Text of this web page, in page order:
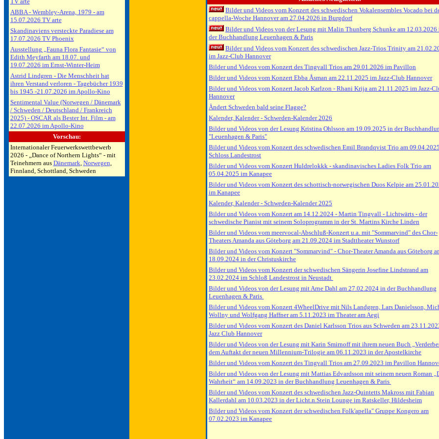
ABBA - Wembley-Arena, 1979 - am
15.07.2026 TV arte
Skandinaviens versteckte Paradiese am
17.07.2026 TV Phoenix
Ausstellung „Fauna Flora Fantasie“ von
Edith Meyfarth am 18.07. und
19.07.2026 im Ernst-Winter-Heim
Astrid Lindgren - Die Menschheit hat
ihren Verstand verloren - Tagebücher 1939
bis 1945 -21.07.2026 im Apollo-Kino
Sentimental Value (Norwegen / Dänemark
/ Schweden / Deutschland / Frankreich
2025) - OSCAR als Bester Int. Film - am
22.07.2026 im Apollo-Kino
Vorschau:
Internationaler Feuerwerkswettbewerb
2026 - „Dance of Northern Lights“ - mit
Teinehmern aus Dänemark, Norwegen,
Finnland, Schottland, Schweden
Bilder und Videos vom Konzert des schwedischen Vokalensembles Vocado bei
cappella-Woche Hannover am 27.04.2026 in Burgdorf
Bilder und Videos von der Lesung mit Malin Thunberg Schunke am 12.03.2026
der Buchhandlung Leuenhagen & Paris
Bilder und Videos vom Konzert des schwedischen Jazz-Trios Trinity am
im Jazz-Club Hannover
Bilder und Videos vom Konzert des Tingvall Trios am 29.01.2026 im Pavillon
Bilder und Videos vom Konzert Ebba Åsman am 22.11.2025 im Jazz-Club Hannover
Bilder und Videos vom Konzert Jacob Karlzon - Rhani Krija am 21.11.2025 im Jazz-
Hannover
Ändert Schweden bald seine Flagge?
Kalender, Kalender - Schweden-Kalender 2026
Bilder und Videos von der Lesung Kristina Ohlsson am 19.09.2025 in der
"Leuenhagen & Paris"
Bilder und Videos vom Konzert des schwedischen Emil Brandqvist Trio am
Schloss Landestrost
Bilder und Videos vom Konzert Huldrelokkk - skandinavisches Ladies Folk Trio am
05.04.2025 im Kanapee
Bilder und Videos vom Konzert des schottisch-norwegischen Duos Kelpie am
im Kanapee
Kalender, Kalender - Schweden-Kalender 2025
Bilder und Videos vom Konzert am 14.12.2024 - Martin Tingvall - Lichtwärts - der
schwedische Pianist mit seinem Soloprogramm in der St. Martins Kirche Linden
Bilder und Videos vom meervocal-Abschluß-Konzert u.a. mit "Sommarvind" des Chor-
Theaters Amanda aus Göteborg am 21.09.2024 im Stadttheater Wunstorf
Bilder und Videos vom Konzert "Sommarvind" - Chor-Theater Amanda aus Göteborg
18.09.2024 in der Christuskirche
Bilder und Videos vom Konzert der schwedischen Sängerin Josefine Lindstrand am
23.02.2024 im Schloß Landestrost in Neustadt
Bilder und Videos von der Lesung mit Arne Dahl am 27.02.2024 in der Buchhandlung
Leuenhagen & Paris
Bilder und Videos vom Konzert 4WheelDrive mit Nils Landgren, Lars Danielsson,
Wollny und Wolfgang Haffner am 5.11.2023 im Theater am Aegi
Bilder und Videos vom Konzert des Daniel Karlsson Trios aus Schweden am
Jazz Club Hannover
Bilder und Videos von der Lesung mit Karin Smirnoff mit ihrem neuen Buch
dem Auftakt der neuen Millennium-Trilogie am 06.11.2023 in der Apostelkirche
Bilder und Videos vom Konzert des Tingvall Trios am 27.09.2023 im Pavillon
Bilder und Videos von der Lesung mit Mattias Edvardsson mit seinem neuen Roman
Wahrheit“ am 14.09.2023 in der Buchhandlung Leuenhagen & Paris
Bilder und Videos vom Konzert des schwedischen Jazz-Quintetts Makross mit Fabian
Kallerdahl am 10.03.2023 in der Licht.n.Stein Lounge im Ratskeller, Hildesheim
Bilder und Videos vom Konzert der schwedischen Folk'apella" Gruppe Kongero am
07.02.2023 im Kanapee